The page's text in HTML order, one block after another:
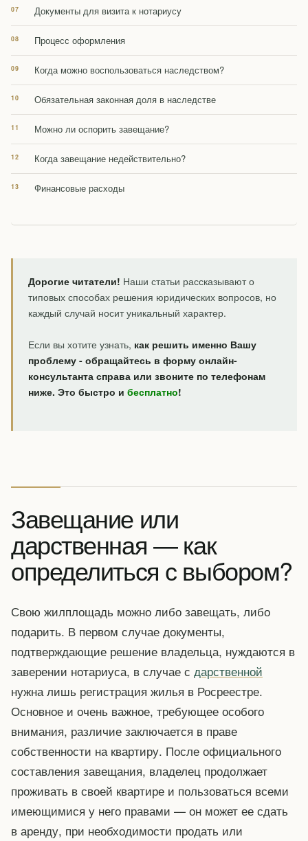
Документы для визита к нотариусу
Процесс оформления
Когда можно воспользоваться наследством?
Обязательная законная доля в наследстве
Можно ли оспорить завещание?
Когда завещание недействительно?
Финансовые расходы
Дорогие читатели! Наши статьи рассказывают о
типовых способах решения юридических вопросов, но
каждый случай носит уникальный характер.
Если вы хотите узнать, как решить именно Вашу
проблему - обращайтесь в форму онлайн-
консультанта справа или звоните по телефонам
ниже. Это быстро и бесплатно!
Завещание или
дарственная — как
определиться с выбором?
Свою жилплощадь можно либо завещать, либо
подарить. В первом случае документы,
подтверждающие решение владельца, нуждаются в
заверении нотариуса, в случае с дарственной
нужна лишь регистрация жилья в Росреестре.
Основное и очень важное, требующее особого
внимания, различие заключается в праве
собственности на квартиру. После официального
составления завещания, владелец продолжает
проживать в своей квартире и пользоваться всеми
имеющимися у него правами — он может ее сдать
в аренду, при необходимости продать или